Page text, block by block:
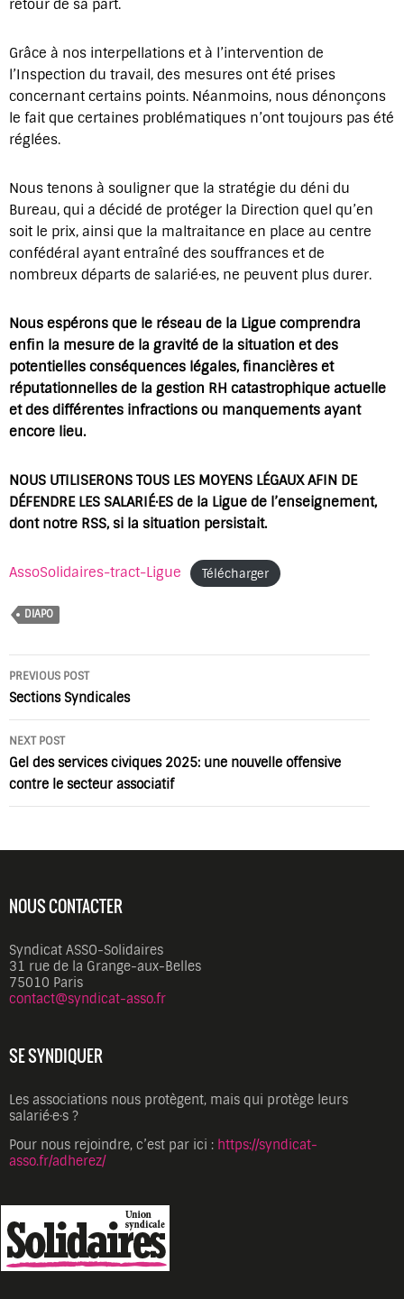
retour de sa part.
Grâce à nos interpellations et à l’intervention de
l’Inspection du travail, des mesures ont été prises
concernant certains points. Néanmoins, nous dénonçons
le fait que certaines problématiques n’ont toujours pas été
réglées.
Nous tenons à souligner que la stratégie du déni du
Bureau, qui a décidé de protéger la Direction quel qu’en
soit le prix, ainsi que la maltraitance en place au centre
confédéral ayant entraîné des souffrances et de
nombreux départs de salarié·es, ne peuvent plus durer.
Nous espérons que le réseau de la Ligue comprendra
enfin la mesure de la gravité de la situation et des
potentielles conséquences légales, financières et
réputationnelles de la gestion RH catastrophique actuelle
et des différentes infractions ou manquements ayant
encore lieu.
NOUS UTILISERONS TOUS LES MOYENS LÉGAUX AFIN DE
DÉFENDRE LES SALARIÉ·ES de la Ligue de l’enseignement,
dont notre RSS, si la situation persistait.
AssoSolidaires-tract-Ligue Télécharger
DIAPO
Post
navigation
PREVIOUS POST
Sections Syndicales
NEXT POST
Gel des services civiques 2025: une nouvelle offensive
contre le secteur associatif
NOUS CONTACTER
Syndicat ASSO-Solidaires
31 rue de la Grange-aux-Belles
75010 Paris
contact@syndicat-asso.fr
SE SYNDIQUER
Les associations nous protègent, mais qui protège leurs
salarié·e·s ?
Pour nous rejoindre, c’est par ici : https://syndicat-
asso.fr/adherez/